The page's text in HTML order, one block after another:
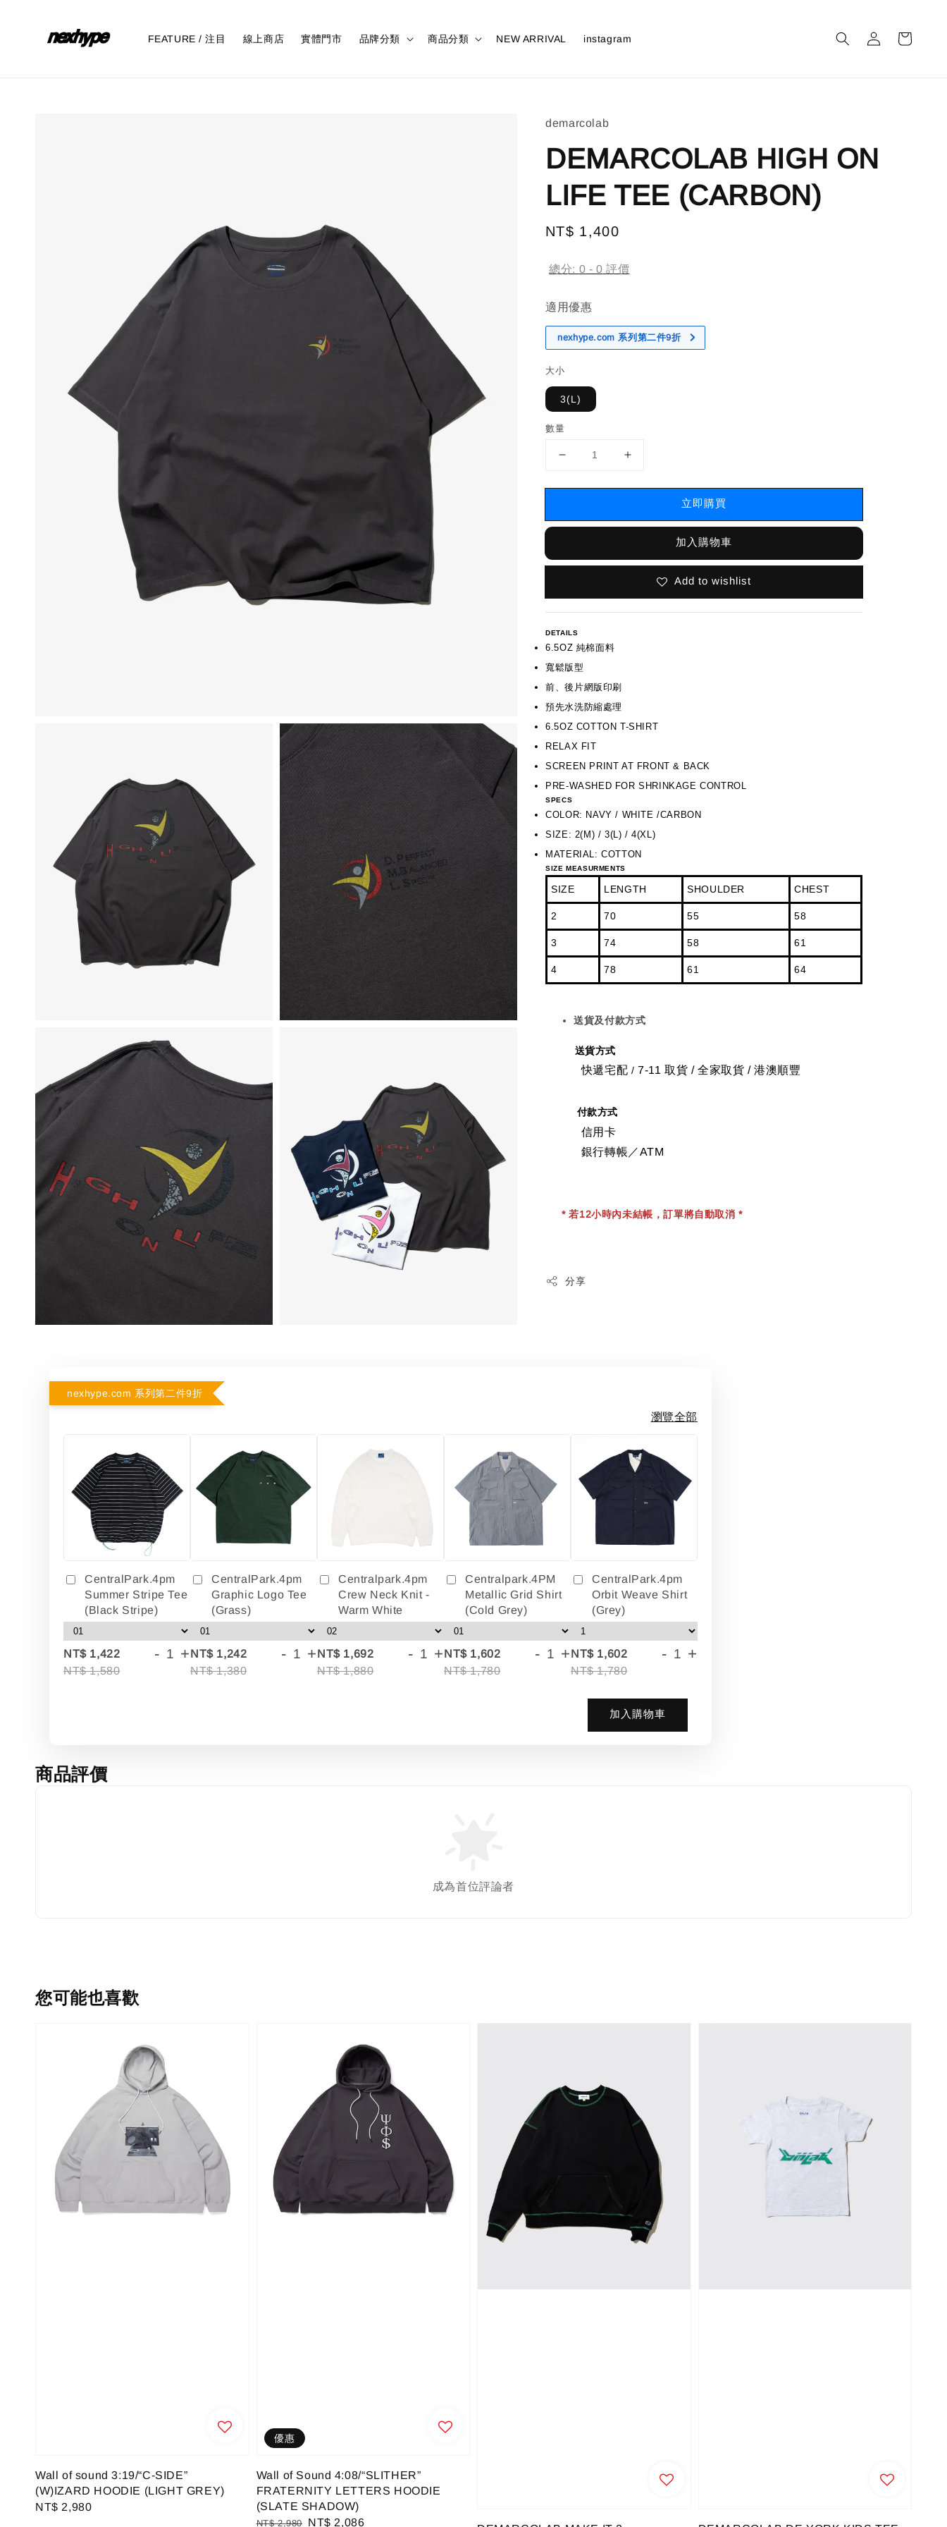
FEATURE / 注目 線上商店 實體門市 品牌分類 商品分類 NEW ARRIVAL instagram
demarcolab
DEMARCOLAB HIGH ON
LIFE TEE (CARBON)
Regular
NT$ 1,400
總分: 0 -0 評價
適用優惠
nexhype.com 系列第二件9折
大小
3(L)
數量
立即購買
加入購物車
Add to wishlist
DETAILS
6.5OZ 純棉面料
寬鬆版型
前、後片網版印刷
預先水洗防縮處理
6.5OZ COTTON T-SHIRT
RELAX FIT
SCREEN PRINT AT FRONT & BACK
PRE-WASHED FOR SHRINKAGE CONTROL
SPECS
COLOR: NAVY / WHITE /CARBON
SIZE: 2(M) / 3(L) / 4(XL)
MATERIAL: COTTON
SIZE MEASURMENTS
SIZE LENGTH SHOULDER CHEST
2 70 55 58
3 74 58 61
4 78 61 64
送貨及付款方式
送貨方式
快遞宅配 / 7-11 取貨 /全家取貨 / 港澳順豐
付款方式
信用卡
銀行轉帳／ATM
* 若12小時內未結帳，訂單將自動取消 *
分享
nexhype.com 系列第二件9折
瀏覽全部
CentralPark.4pm
Summer Stripe Tee
(Black Stripe)
NT$ 1,422
NT$ 1,580
- +
CentralPark.4pm
Graphic Logo Tee
(Grass)
NT$ 1,242
NT$ 1,380
- +
Centralpark.4pm
Crew Neck Knit -
Warm White
NT$ 1,692
NT$ 1,880
- +
Centralpark.4PM
Metallic Grid Shirt
(Cold Grey)
NT$ 1,602
NT$ 1,780
- +
CentralPark.4pm
Orbit Weave Shirt
(Grey)
NT$ 1,602
NT$ 1,780
- +
加入購物車
商品評價
成為首位評論者
您可能也喜歡
Wall of sound 3:19/“C-SIDE”
(W)IZARD HOODIE (LIGHT GREY)
Regular
NT$ 2,980
優惠
Wall of Sound 4:08/“SLITHER”
FRATERNITY LETTERS HOODIE
(SLATE SHADOW)
Regular
NT$ 2,980 Sale
NT$ 2,086